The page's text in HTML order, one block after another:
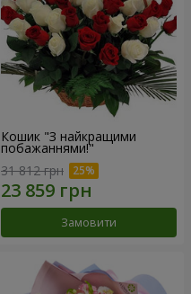
Кошик "З найкращими
побажаннями!"
31 812 грн
Замовити